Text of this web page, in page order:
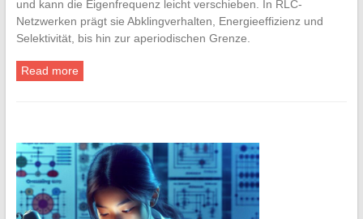
und kann die Eigenfrequenz leicht verschieben. In RLC-
Netzwerken prägt sie Abklingverhalten, Energieeffizienz und
Selektivität, bis hin zur aperiodischen Grenze.
Read more